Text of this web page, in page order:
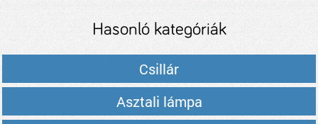
Hasonló kategóriák
Csillár
Asztali lámpa